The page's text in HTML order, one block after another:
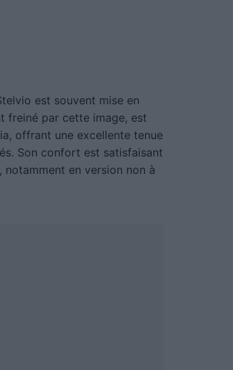
est souvent mise en
freiné par cette image, est
offrant une excellente tenue
Son confort est satisfaisant
en version non à